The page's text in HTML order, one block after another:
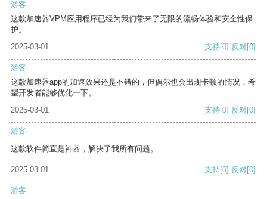
游客
这款加速器VPM应用程序已经为我们带来了无限的流畅体验和安全性保
护。
2025-03-01
支持[0] 反对[0]
游客
这款加速器app的加速效果还是不错的，但偶尔也会出现卡顿的情况，希
望开发者能够优化一下。
2025-03-01
支持[0] 反对[0]
游客
这款软件简直是神器，解决了我所有问题。
2025-03-01 支持[0] 反对[0]
游客